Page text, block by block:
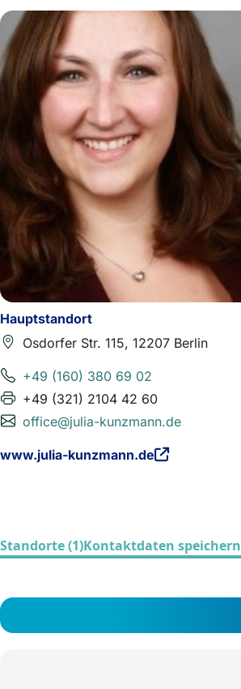
Hauptstandort
Osdorfer Str. 115, 12207 Berlin
+49 (160) 380 69 02
+49 (321) 2104 42 60
office@julia-kunzmann.de
www.julia-kunzmann.de
Standorte (1)Kontaktdaten speichern